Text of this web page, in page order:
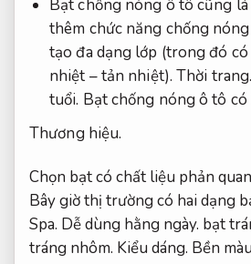
Bạt chống nóng ô tô cũng
thêm chức năng chống
tạo đa dạng lớp (trong đó
nhiệt – tản nhiệt).Thời trang.
tuổi. Bạt chống nóng ô tô
Thương hiệu.
Chọn bạt có chất liệu phản
Bây giờ thị trường có hai dạng
Spa. Dễ dùng hằng ngày. bạt
tráng nhôm. Kiểu dáng. Bền